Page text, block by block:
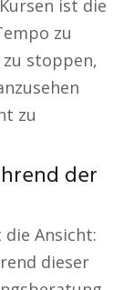
ist die
zu
stoppen,
zu
der
Ansicht:
dieser